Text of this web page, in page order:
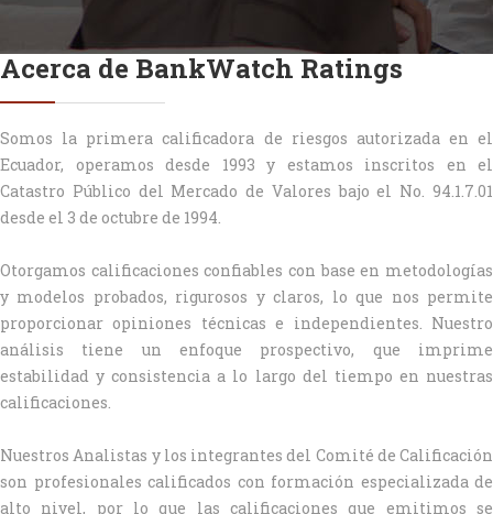
Acerca de BankWatch Ratings
Somos la primera calificadora de riesgos autorizada en el
Ecuador, operamos desde 1993 y estamos inscritos en el
Catastro Público del Mercado de Valores bajo el No. 94.1.7.01
desde el 3 de octubre de 1994.
Otorgamos calificaciones confiables con base en metodologías
y modelos probados, rigurosos y claros, lo que nos permite
proporcionar opiniones técnicas e independientes. Nuestro
análisis tiene un enfoque prospectivo, que imprime
estabilidad y consistencia a lo largo del tiempo en nuestras
calificaciones.
Nuestros Analistas y los integrantes del Comité de Calificación
son profesionales calificados con formación especializada de
alto nivel, por lo que las calificaciones que emitimos se